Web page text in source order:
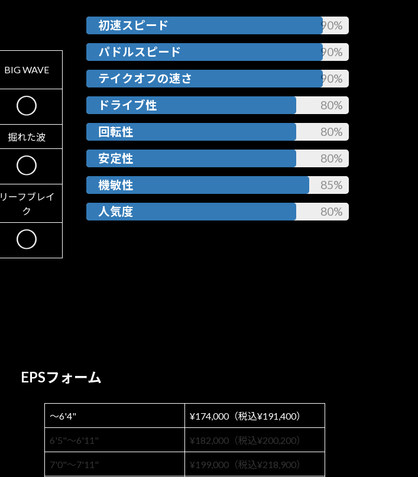
BIG WAVE
掘れた波
リーフブレイ
ク
初速スピード
90%
パドルスピード
90%
テイクオフの速さ
90%
ドライブ性
80%
回転性
80%
安定性
80%
機敏性
85%
人気度
80%
EPSフォーム
〜6'4" ¥174,000（税込¥191,400）
6'5"〜6'11" ¥182,000（税込¥200,200）
7'0"〜7'11" ¥199,000（税込¥218,900）